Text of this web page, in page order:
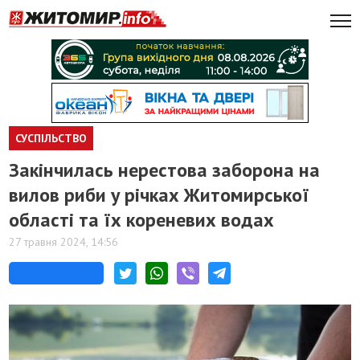
СУСПІЛЬСТВО
Закінчилась нерестова заборона на
вилов риби у річках Житомирської
області та їх кореневих водах
27 травня 2024, 14:56